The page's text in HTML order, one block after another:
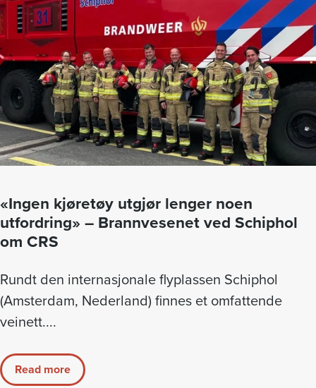
«Ingen kjøretøy utgjør lenger noen
utfordring» – Brannvesenet ved Schiphol
om CRS
Rundt den internasjonale flyplassen Schiphol
(Amsterdam, Nederland) finnes et omfattende
veinett....
Read more